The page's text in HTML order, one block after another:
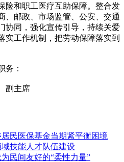
险和职工医疗互助保障。整合发
、邮政、市场监管、公安、交通
协同，强化宣传引导，持续关爱
实工作机制，把劳动保障落实到
：
副主席
民医保基金当期紧平衡困境
技能人才队伍建设
民间友好的“柔性力量”